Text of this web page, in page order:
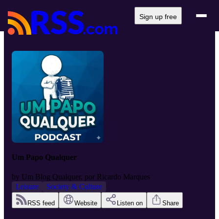
Sign up free
Um Papo Qualquer
by Um Blog Qualquer, por Ricardo Marques
Leisure
Society & Culture
RSS feed Website Listen on Share